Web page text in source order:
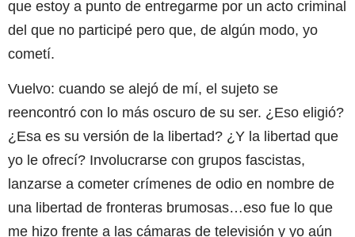
que estoy a punto de entregarme por un acto criminal
del que no participé pero que, de algún modo, yo
cometí.
Vuelvo: cuando se alejó de mí, el sujeto se
reencontró con lo más oscuro de su ser. ¿Eso eligió?
¿Esa es su versión de la libertad? ¿Y la libertad que
yo le ofrecí? Involucrarse con grupos fascistas,
lanzarse a cometer crímenes de odio en nombre de
una libertad de fronteras brumosas…eso fue lo que
me hizo frente a las cámaras de televisión y yo aún